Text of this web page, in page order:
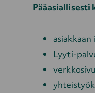
Pääasiallisesti
Lyyti-